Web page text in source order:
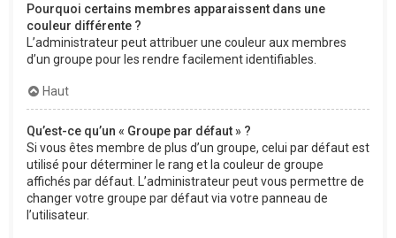
Pourquoi certains membres apparaissent dans une
couleur différente ?
L’administrateur peut attribuer une couleur aux membres
d’un groupe pour les rendre facilement identifiables.
Haut
Qu’est-ce qu’un « Groupe par défaut » ?
Si vous êtes membre de plus d’un groupe, celui par défaut est
utilisé pour déterminer le rang et la couleur de groupe
affichés par défaut. L’administrateur peut vous permettre de
changer votre groupe par défaut via votre panneau de
l’utilisateur.